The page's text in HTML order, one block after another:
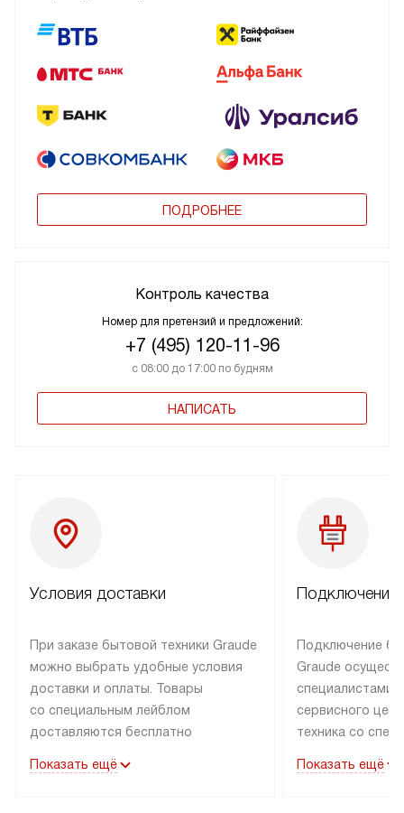
ПОДРОБНЕЕ
Контроль качества
Номер для претензий и предложений:
+7 (495) 120-11-96
с 08:00 до 17:00 по будням
НАПИСАТЬ
Условия доставки
При заказе бытовой техники Graude
можно выбрать удобные условия
доставки и оплаты. Товары
со специальным лейблом
доставляются бесплатно
до подъезда, а выезд за МКАД
Показать ещё
Подключение
Подключение
Graude
специалистами
сервисного
техника со
наличии
Показать ещё